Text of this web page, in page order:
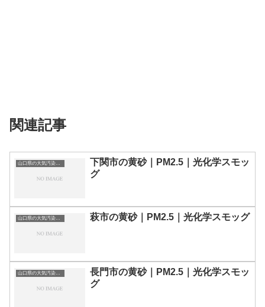
関連記事
山口県の大気汚染・PM2.5・黄砂・エアロゾルの数値
下関市の黄砂｜PM2.5｜光化学スモッ
グ
山口県の大気汚染・PM2.5・黄砂・エアロゾルの数値 萩市の黄砂｜PM2.5｜光化学スモッグ
山口県の大気汚染・PM2.5・黄砂・エアロゾルの数値
長門市の黄砂｜PM2.5｜光化学スモッ
グ